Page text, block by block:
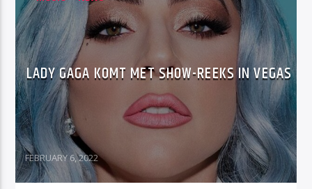
LADY GAGA KOMT MET SHOW-REEKS IN VEGAS
FEBRUARY 6, 2022